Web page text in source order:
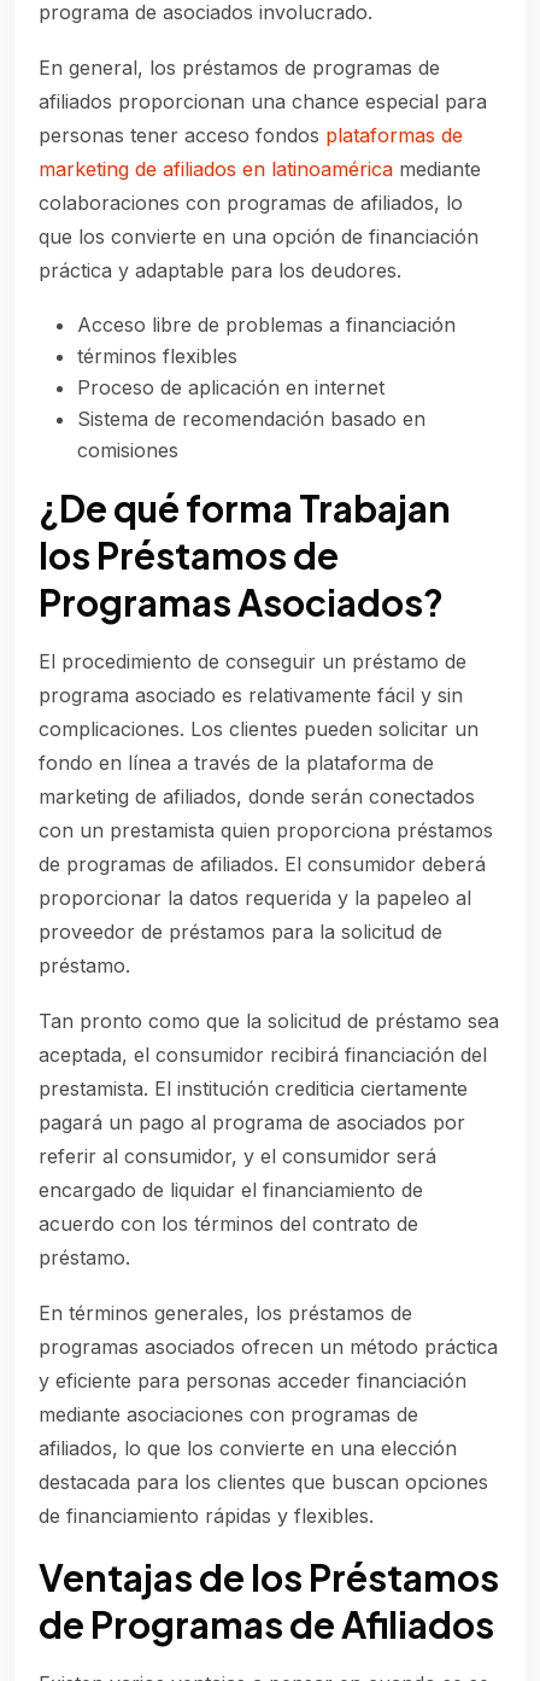
programa de asociados involucrado.
En general, los préstamos de programas de
afiliados proporcionan una chance especial para
personas tener acceso fondos plataformas de
marketing de afiliados en latinoamérica mediante
colaboraciones con programas de afiliados, lo
que los convierte en una opción de financiación
práctica y adaptable para los deudores.
Acceso libre de problemas a financiación
términos flexibles
Proceso de aplicación en internet
Sistema de recomendación basado en
comisiones
¿De qué forma Trabajan
los Préstamos de
Programas Asociados?
El procedimiento de conseguir un préstamo de
programa asociado es relativamente fácil y sin
complicaciones. Los clientes pueden solicitar un
fondo en línea a través de la plataforma de
marketing de afiliados, donde serán conectados
con un prestamista quien proporciona préstamos
de programas de afiliados. El consumidor deberá
proporcionar la datos requerida y la papeleo al
proveedor de préstamos para la solicitud de
préstamo.
Tan pronto como que la solicitud de préstamo sea
aceptada, el consumidor recibirá financiación del
prestamista. El institución crediticia ciertamente
pagará un pago al programa de asociados por
referir al consumidor, y el consumidor será
encargado de liquidar el financiamiento de
acuerdo con los términos del contrato de
préstamo.
En términos generales, los préstamos de
programas asociados ofrecen un método práctica
y eficiente para personas acceder financiación
mediante asociaciones con programas de
afiliados, lo que los convierte en una elección
destacada para los clientes que buscan opciones
de financiamiento rápidas y flexibles.
Ventajas de los Préstamos
de Programas de Afiliados